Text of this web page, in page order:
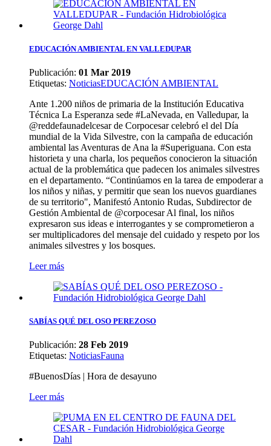
EDUCACIÓN AMBIENTAL EN VALLEDUPAR
Publicación: 01 Mar 2019
Etiquetas: NoticiasEDUCACIÓN AMBIENTAL
Ante 1.200 niños de primaria de la Institución Educativa
Técnica La Esperanza sede #LaNevada, en Valledupar, la
@reddefaunadelcesar de Corpocesar celebró el del Día
mundial de la Vida Silvestre, con la campaña de educación
ambiental las Aventuras de Ana la #Superiguana. Con esta
historieta y una charla, los pequeños conocieron la situación
actual de la problemática que padecen los animales silvestres
en el departamento. “Continúamos en la tarea de empoderar a
los niños y niñas, y permitir que sean los nuevos guardianes
de su territorio", Manifestó Antonio Rudas, Subdirector de
Gestión Ambiental de @corpocesar Al final, los niños
expresaron sus ideas e interrogantes y se comprometieron a
ser multiplicadores del mensaje del cuidado y respeto por los
animales silvestres y los bosques.
Leer más
SABÍAS QUÉ DEL OSO PEREZOSO
Publicación: 28 Feb 2019
Etiquetas: NoticiasFauna
#BuenosDías | Hora de desayuno
Leer más